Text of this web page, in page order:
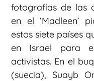
fotografías de las
en el ‘Madleen’
estos siete países
en Israel para
activistas. En el
(suecia), Suayb